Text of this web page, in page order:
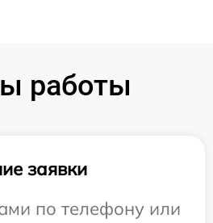
работы
заявки
по телефону или